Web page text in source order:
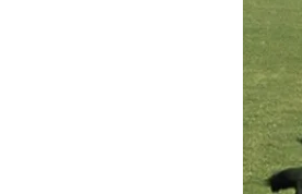
EVENTI
VIDEO